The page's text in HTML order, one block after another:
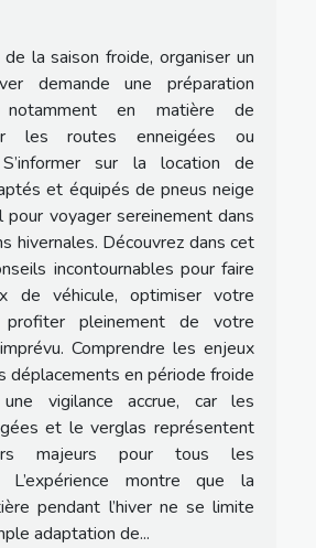
de la saison froide, organiser un
demande une préparation
notamment en matière de
les routes enneigées ou
S’informer sur la location de
et équipés de pneus neige
voyager sereinement dans
hivernales. Découvrez dans cet
incontournables pour faire
de véhicule, optimiser votre
pleinement de votre
Comprendre les enjeux
déplacements en période froide
une vigilance accrue, car les
et le verglas représentent
majeurs pour tous les
L’expérience montre que la
pendant l’hiver ne se limite
adaptation de...